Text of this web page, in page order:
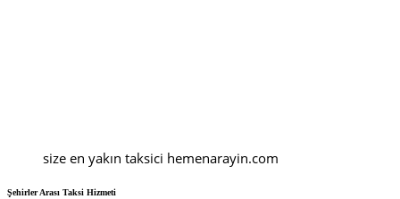
size en yakın taksici hemenarayin.com
Şehirler Arası Taksi Hizmeti